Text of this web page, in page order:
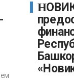
НОВИКОМ